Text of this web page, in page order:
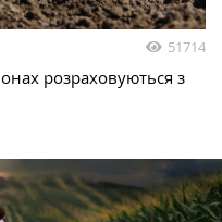
51714
розраховуються з